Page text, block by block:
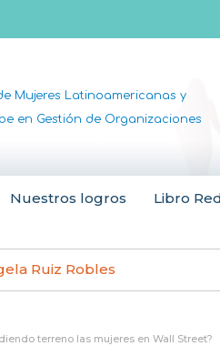
Mujeres Latinoamericanas y
en Gestión de Organizaciones
Nuestros logros Libro
Ruiz Robles
terreno las mujeres en Wall Street?